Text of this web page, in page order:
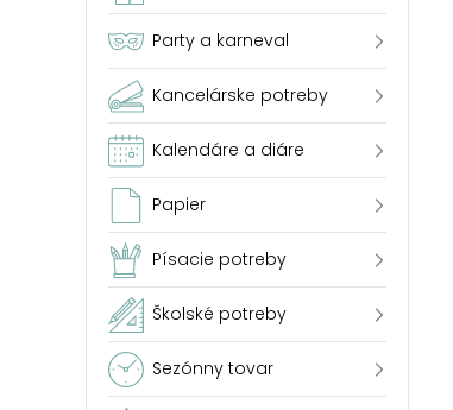
Party a karneval
Kancelárske potreby
Kalendáre a diáre
Papier
Písacie potreby
Školské potreby
Sezónny tovar